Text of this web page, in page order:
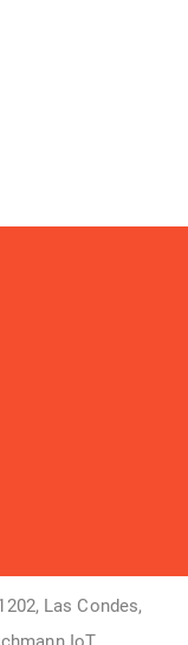
Las Condes,